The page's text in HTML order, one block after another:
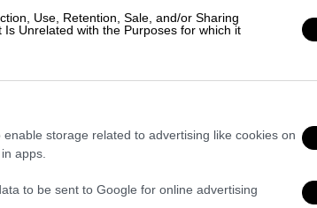
Use, Retention, Sale, and/or Sharing
Unrelated with the Purposes for which it
storage related to advertising like cookies on
apps.
to be sent to Google for online advertising
(Τρικάλων) και